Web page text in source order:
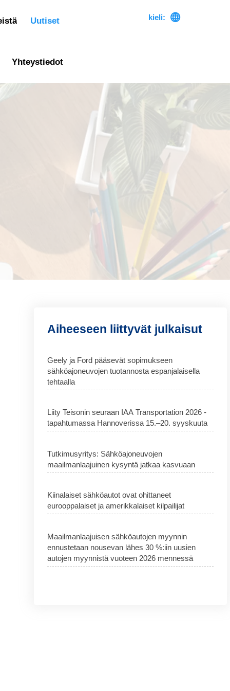
Uutiset
Yhteystiedot
kieli: 
Aiheeseen liittyvät julkaisut
Geely ja Ford pääsevät sopimukseen
sähköajoneuvojen tuotannosta espanjalaisella
tehtaalla
Liity Teisonin seuraan IAA Transportation 2026 -
tapahtumassa Hannoverissa 15.–20. syyskuuta
Tutkimusyritys: Sähköajoneuvojen
maailmanlaajuinen kysyntä jatkaa kasvuaan
Kiinalaiset sähköautot ovat ohittaneet
eurooppalaiset ja amerikkalaiset kilpailijat
Maailmanlaajuisen sähköautojen myynnin
ennustetaan nousevan lähes 30 %:iin uusien
autojen myynnistä vuoteen 2026 mennessä